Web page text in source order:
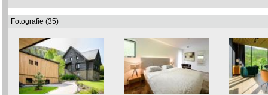
Fotografie (35)